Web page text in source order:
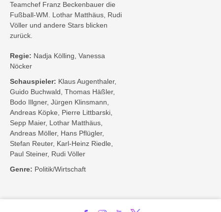
Teamchef Franz Beckenbauer die
Fußball-WM. Lothar Matthäus, Rudi
Völler und andere Stars blicken
zurück.
Regie: Nadja Kölling, Vanessa
Nöcker
Schauspieler: Klaus Augenthaler,
Guido Buchwald, Thomas Häßler,
Bodo Illgner, Jürgen Klinsmann,
Andreas Köpke, Pierre Littbarski,
Sepp Maier, Lothar Matthäus,
Andreas Möller, Hans Pflügler,
Stefan Reuter, Karl-Heinz Riedle,
Paul Steiner, Rudi Völler
Genre: Politik/Wirtschaft